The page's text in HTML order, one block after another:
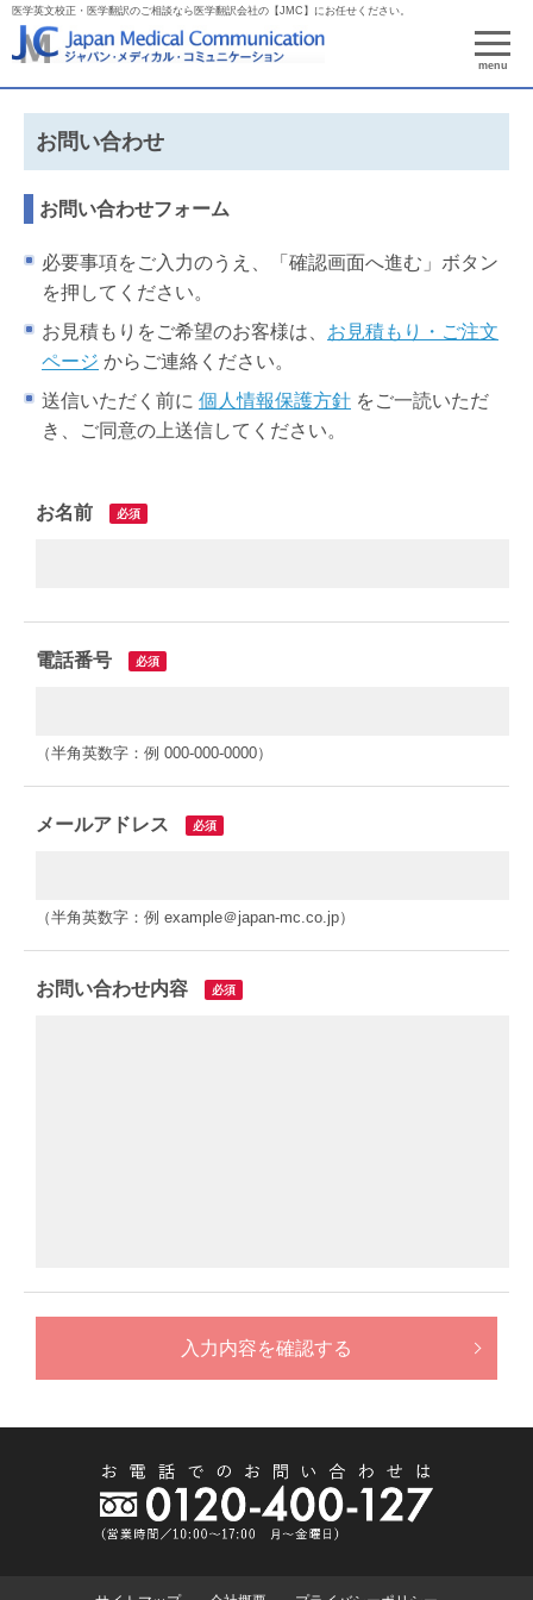
医学英文校正・医学翻訳のご相談なら医学翻訳会社の【JMC】にお任せください。
menu
お問い合わせ
お問い合わせフォーム
必要事項をご入力のうえ、「確認画面へ進む」ボタン
を押してください。
お見積もりをご希望のお客様は、 お見積もり・ご注文
ページ からご連絡ください。
送信いただく前に 個人情報保護方針 をご一読いただ
き、ご同意の上送信してください。
お名前 必須
電話番号 必須
（半角英数字：例 000-000-0000）
メールアドレス 必須
（半角英数字：例 example＠japan-mc.co.jp）
お問い合わせ内容 必須
入力内容を確認する